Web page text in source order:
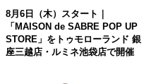
8月6日（木）スタート｜
「MAISON de SABRE POP UP
STORE」をトゥモローランド 銀
座三越店・ルミネ池袋店で開催